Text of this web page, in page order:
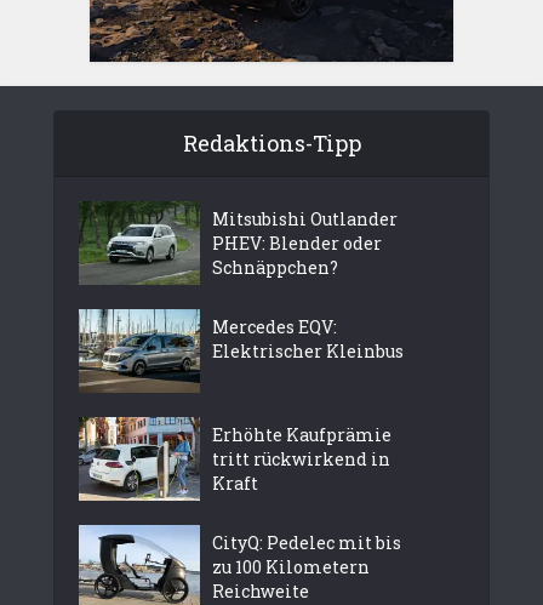
Redaktions-Tipp
Mitsubishi Outlander
PHEV: Blender oder
Schnäppchen?
Mercedes EQV:
Elektrischer Kleinbus
Erhöhte Kaufprämie
tritt rückwirkend in
Kraft
CityQ: Pedelec mit bis
zu 100 Kilometern
Reichweite